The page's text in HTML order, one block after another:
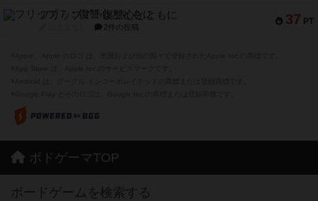
37 PT
フリップ７：復讐心とともに
2件の投稿
ボドゲーマTOP
ボードゲームを検索する